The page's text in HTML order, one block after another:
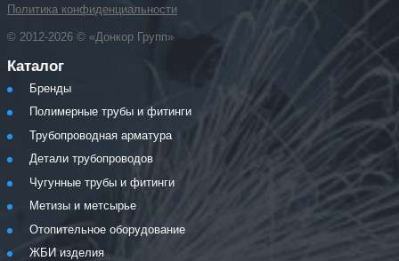
Политика конфиденциальности
© 2012-2026 © «Донкор Групп»
Каталог
Бренды
Полимерные трубы и фитинги
Трубопроводная арматура
Детали трубопроводов
Чугунные трубы и фитинги
Метизы и метсырье
Отопительное оборудование
ЖБИ изделия